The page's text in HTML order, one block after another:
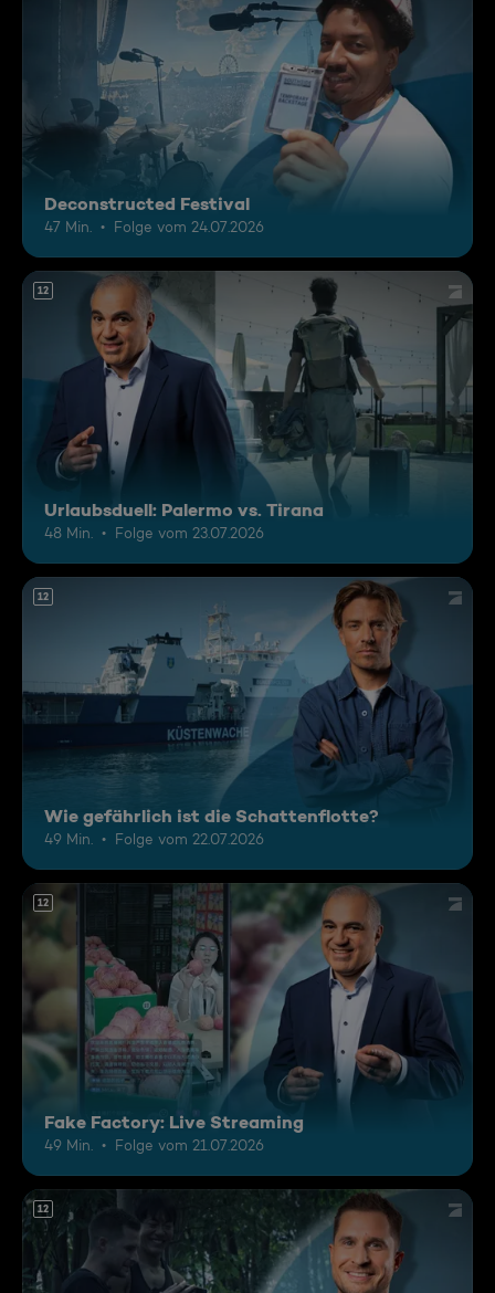
Deconstructed Festival
47 Min. Folge vom 24.07.2026
12
Urlaubsduell: Palermo vs. Tirana
48 Min. Folge vom 23.07.2026
12
Wie gefährlich ist die Schattenflotte?
49 Min. Folge vom 22.07.2026
12
Fake Factory: Live Streaming
49 Min. Folge vom 21.07.2026
12